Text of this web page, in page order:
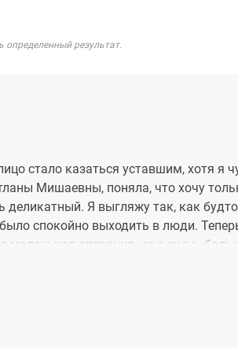
определенный результат.
стало казаться уставшим, хотя я
Мишаевны, поняла, что хочу
деликатный. Я выгляжу так, как
спокойно выходить в люди.
маленькая операция, но с очень